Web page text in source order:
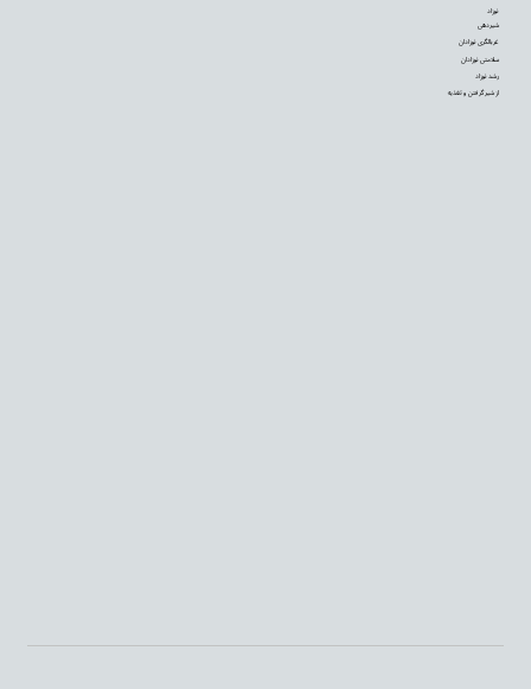
نوزاد
شیردهی
غربالگری نوزادان
سلامتی نوزادان
رشد نوزاد
از شیر گرفتن و تغذیه